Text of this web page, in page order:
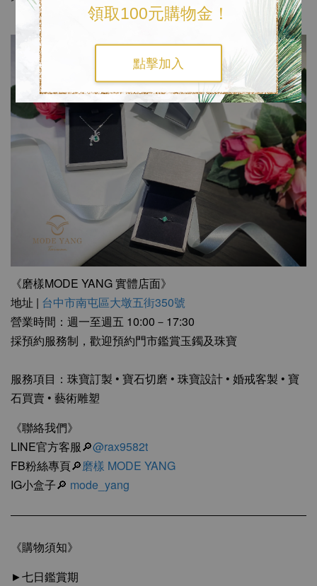
領取100元購物金！
點擊加入
《磨樣MODE YANG 實體店面》
地址 | 台中市南屯區大墩五街350號
營業時間：週一至週五 10:00－17:30
採預約服務制，歡迎預約門市鑑賞玉鐲及珠寶
服務項目：珠寶訂製 • 寶石切磨 • 珠寶設計 • 婚戒客製 • 寶
石買賣 • 藝術雕塑
《聯絡我們》
LINE官方客服🔎@rax9582t
FB粉絲專頁🔎磨樣 MODE YANG
IG小盒子🔎 mode_yang
《購物須知》
►七日鑑賞期